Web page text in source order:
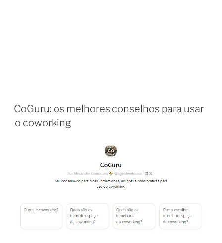
CoGuru: os melhores conselhos para usar
o coworking